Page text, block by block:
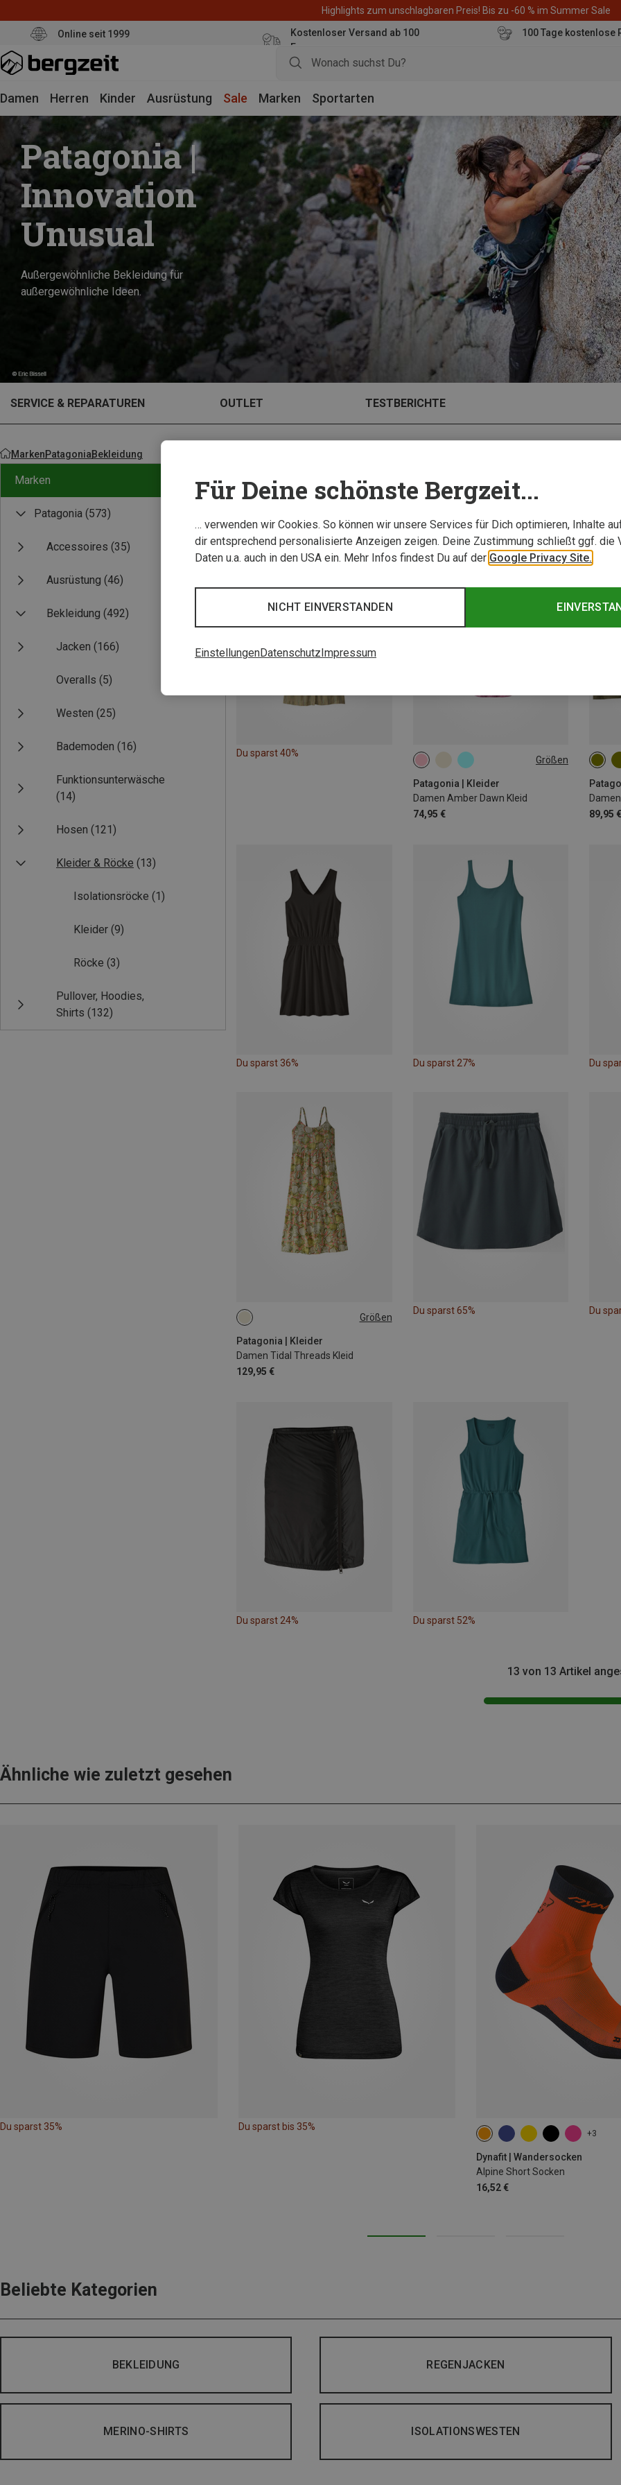
Highlights zum unschlagbaren Preis! Bis zu -60 % im Summer Sale
Online seit 1999
Kostenloser Versand ab 100
Euro
100 Tage kostenlose
Damen Herren Kinder Ausrüstung Sale Marken Sportarten
Patagonia |
Innovation
Unusual
Außergewöhnliche Bekleidung für
außergewöhnliche Ideen.
SERVICE & REPARATUREN OUTLET TESTBERICHTE
MarkenPatagoniaBekleidung
Marken
Patagonia (573)
Accessoires (35)
Ausrüstung (46)
Bekleidung (492)
Jacken (166)
Overalls (5)
Westen (25)
Bademoden (16)
Funktionsunterwäsche
(14)
Hosen (121)
Kleider & Röcke (13)
Isolationsröcke (1)
Kleider (9)
Röcke (3)
Pullover, Hoodies,
Shirts (132)
Du sparst 40%
Größen
Patagonia | Kleider
Damen Amber Dawn Kleid
74,95 €
XS
89,95 €
L
Du sparst 36% Du sparst 27% Du
Größen
Patagonia | Kleider
Damen Tidal Threads Kleid
129,95 €
M
Du sparst 65% Du
Du sparst 24% Du sparst 52%
13 von 13 Artikel
Ähnliche wie zuletzt gesehen
Du sparst 35% Du sparst bis 35%
+3
Dynafit | Wandersocken
Alpine Short Socken
16,52 €
35|36|37|38 39|40|41|42
Beliebte Kategorien
BEKLEIDUNG REGENJACKEN
MERINO-SHIRTS ISOLATIONSWESTEN
Für Deine schönste Bergzeit...
… verwenden wir Cookies. So können wir unsere Services für Dich optimieren, Inhalte
dir entsprechend personalisierte Anzeigen zeigen. Deine Zustimmung schließt ggf. die
Daten u.a. auch in den USA ein. Mehr Infos findest Du auf der Google Privacy Site.
NICHT EINVERSTANDEN
EinstellungenDatenschutzImpressum